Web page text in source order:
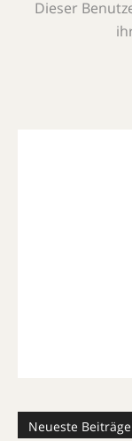
Dieser
Neueste Beiträge